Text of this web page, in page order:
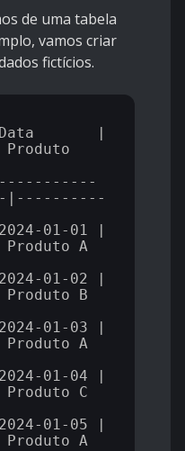
de uma tabela
vamos criar
fictícios.
|
Produto
|----------
01-01 |
A
01-02 |
B
01-03 |
A
01-04 |
C
01-05 |
A